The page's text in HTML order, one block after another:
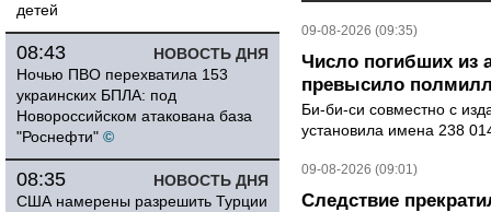
детей
НОВОСТЬ ДНЯ
08:43
Ночью ПВО перехватила 153
украинских БПЛА: под
Новороссийском атакована база
"Роснефти" ©
НОВОСТЬ ДНЯ
08:35
США намерены разрешить Турции
09-08-2026 (09:35)
Число погибших из
превысило
Би-би-си совместно с
установила имена 238
09-08-2026 (09:01)
Следствие